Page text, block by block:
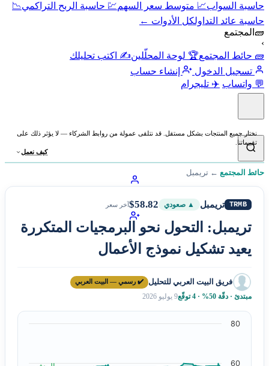
حاسبة السواب📈 متوسط سعر السهم💹 حاسبة الربح التراكمي📉
حاسبة عائد التداولكل الأدوات ←
🧱 المجتمع
›
🧱 حائط المجتمع🏆 لوحة المحلّلين✍️ اكتب تحليلك
تسجيل الدخول
إنشاء حساب
💬 واتساب ✈️ تليجرام
نختار جميع المنتجات بشكل مستقل. قد نتلقى عمولة من روابط الشركاء — لا يؤثر ذلك على
تقييماتنا.
كيف نعمل
حائط المجتمع ← تريمبل
TRMB تريمبل ▲ صعودي $58.82آخر سعر
تريمبل: التحول نحو البرمجيات المتكررة
يعيد تشكيل نموذج الأعمال
فريق البيت العربي للتحليل ✔️ رسمي — البيت العربي
مبتدئ · دقّة 50% · 4 توقّع 9 يوليو 2026
60
80